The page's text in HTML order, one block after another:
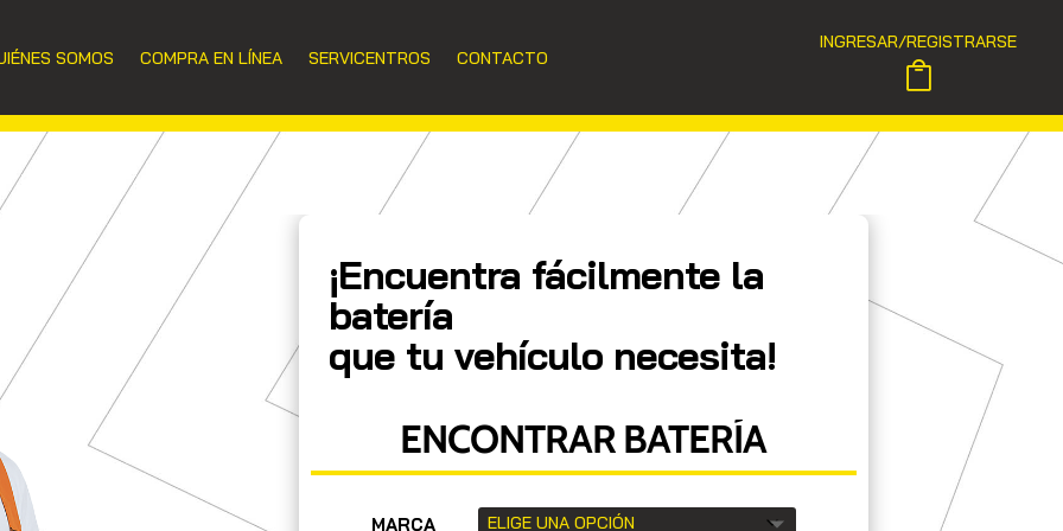
SOMOS COMPRA EN LÍNEA SERVICENTROS CONTACTO
INGRESAR/REGISTRARSE
¡Encuentra fácilmente la
batería
que tu vehículo necesita!
ENCONTRAR BATERÍA
MARCA